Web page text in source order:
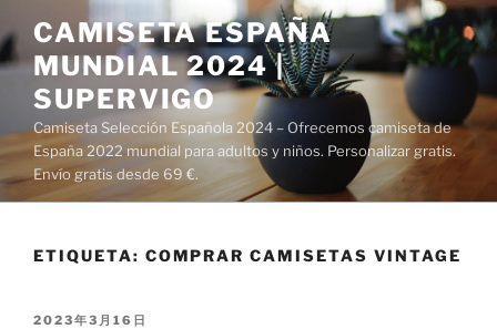
al
contenido
CAMISETA ESPAÑA
MUNDIAL 2024 |
SUPERVIGO
Camiseta Selección Española 2024 – Ofrecemos camiseta de
España 2022 mundial para adultos y niños. Personalizar gratis.
Envío gratis desde 69 €.
ETIQUETA: COMPRAR CAMISETAS VINTAGE
PUBLICADO
2023年3月16日